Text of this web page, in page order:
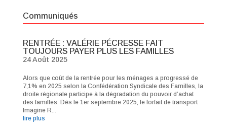
Communiqués
RENTRÉE : VALÉRIE PÉCRESSE FAIT
TOUJOURS PAYER PLUS LES FAMILLES
24 Août 2025
Alors que coût de la rentrée pour les ménages a progressé de
7,1% en 2025 selon la Confédération Syndicale des Familles, la
droite régionale participe à la dégradation du pouvoir d’achat
des familles. Dès le 1er septembre 2025, le forfait de transport
Imagine R...
lire plus